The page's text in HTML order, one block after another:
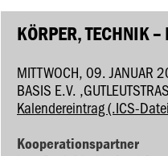
KÖRPER, TECHNIK –
MITTWOCH, 09. JANUAR
BASIS E.V.
Kalendereintrag (.ICS-
Kooperationspartner